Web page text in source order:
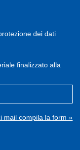
dei dati
finalizzato alla
mail compila la form »